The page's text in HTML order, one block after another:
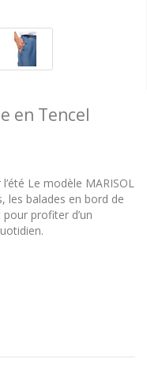
en Tencel
Le modèle MARISOL
les balades en bord de
profiter d’un